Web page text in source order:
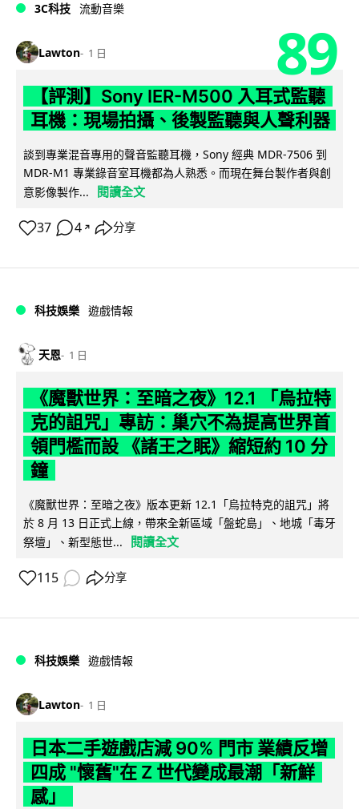
3C科技 流動音樂
Lawton 1 日 89
【評測】Sony IER-M500 入耳式監聽
耳機：現場拍攝、後製監聽與人聲利器
談到專業混音專用的聲音監聽耳機，Sony 經典 MDR-7506 到
MDR-M1 專業錄音室耳機都為人熟悉。而現在舞台製作者與創
意影像製作...
閱讀全文
37 4 ↗ 分享
科技娛樂 遊戲情報
天恩 1 日
《魔獸世界：至暗之夜》12.1 「烏拉特
克的詛咒」專訪：巢穴不為提高世界首
領門檻而設 《諸王之眠》縮短約 10 分
鐘
《魔獸世界：至暗之夜》版本更新 12.1「烏拉特克的詛咒」將
於 8 月 13 日正式上線，帶來全新區域「盤蛇島」、地城「毒牙
祭壇」、新型態世...
閱讀全文
115 分享
科技娛樂 遊戲情報
Lawton 1 日
日本二手遊戲店減 90% 門市 業績反增
四成 "懷舊"在 Z 世代變成最潮「新鮮
感」